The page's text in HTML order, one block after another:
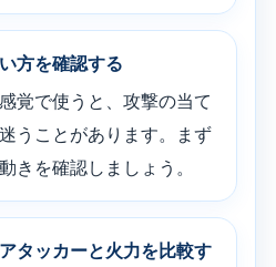
方を確認する
覚で使うと、攻撃の当て
うことがあります。まず
きを確認しましょう。
タッカーと火力を比較す